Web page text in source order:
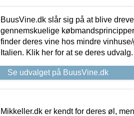
BuusVine.dk slår sig på at blive
gennemskuelige
finder deres vine hos mindre
Italien. Klik her for at se deres udvalg.
Se udvalget på BuusVine.dk
Mikkeller.dk er kendt for deres øl,